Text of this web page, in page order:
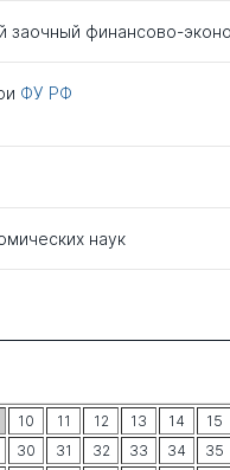
заочный финансово-
ФУ РФ
наук
10 11 12 13 14 15
30
31 32 33 34 35